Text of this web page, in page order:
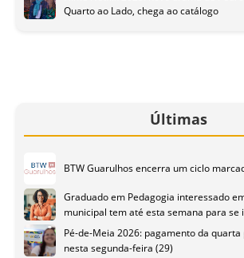
Quarto ao Lado, chega ao catálogo
Últimas
BTW Guarulhos encerra um ciclo
Graduado em Pedagogia interessado
municipal tem até esta semana para se
Pé-de-Meia 2026: pagamento da
nesta segunda-feira (29)